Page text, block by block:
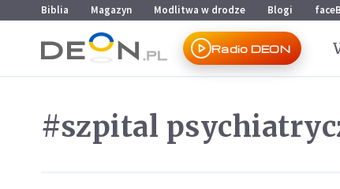
Przejdź do menu głównego
Przejdź do treści
Biblia Magazyn Modlitwa w drodze Blogi
Radio DEON
#szpital